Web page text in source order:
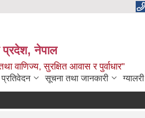
प्रदेश, नेपाल
वाणिज्य, सुरक्षित आवास र पुर्वाधार"
प्रतिवेदन सूचना तथा जानकारी ग्यालरी